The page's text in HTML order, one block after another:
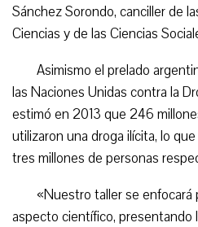
Sánchez Sorondo, canciller de
Ciencias y de las Ciencias
Asimismo el prelado
las Naciones Unidas contra la
estimó en 2013 que 246
utilizaron una droga ilícita, lo
tres millones de personas
«Nuestro taller se enfocará
aspecto científico, presentando